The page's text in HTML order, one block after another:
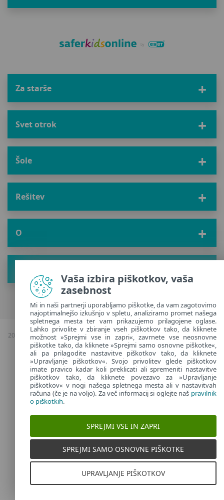
Za starše
Svet otrok
Šole
Rešitev
O
2026 Avtorske pravice & kopiranje; ESET, vse pravice pridržane |Politika
zasebnosti|
Upravljanje piškotkov
Slovenia
Vaša izbira piškotkov, vaša
zasebnost
Mi in naši partnerji uporabljamo piškotke, da vam zagotovimo
najoptimalnejšo izkušnjo v spletu, analiziramo promet našega
spletnega mesta ter vam prikazujemo prilagojene oglase.
Lahko privolite v zbiranje vseh piškotkov tako, da kliknete
možnost »Sprejmi vse in zapri«, zavrnete vse neosnovne
piškotke tako, da kliknete »Sprejmi samo osnovne piškotke«,
ali pa prilagodite nastavitve piškotkov tako, da kliknete
»Upravljanje piškotkov«. Svojo privolitev glede piškotkov
imate pravico kadar koli preklicati ali spremeniti nastavitve
piškotkov tako, da kliknete povezavo za »Upravljanje
piškotkov« v nogi našega spletnega mesta ali v nastavitvah
računa (če je na voljo). Za več informacij si oglejte naš pravilnik
o piškotkih.
SPREJMI VSE IN ZAPRI
SPREJMI SAMO OSNOVNE PIŠKOTKE
UPRAVLJANJE PIŠKOTKOV